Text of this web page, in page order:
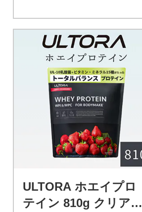
ULTORA ホエイプロ
テイン 810g クリアス